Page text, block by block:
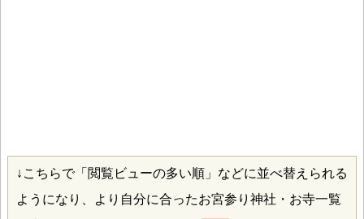
↓こちらで「閲覧ビューの多い順」などに並べ替えられる
ようになり、より自分に合ったお宮参り神社・お寺一覧